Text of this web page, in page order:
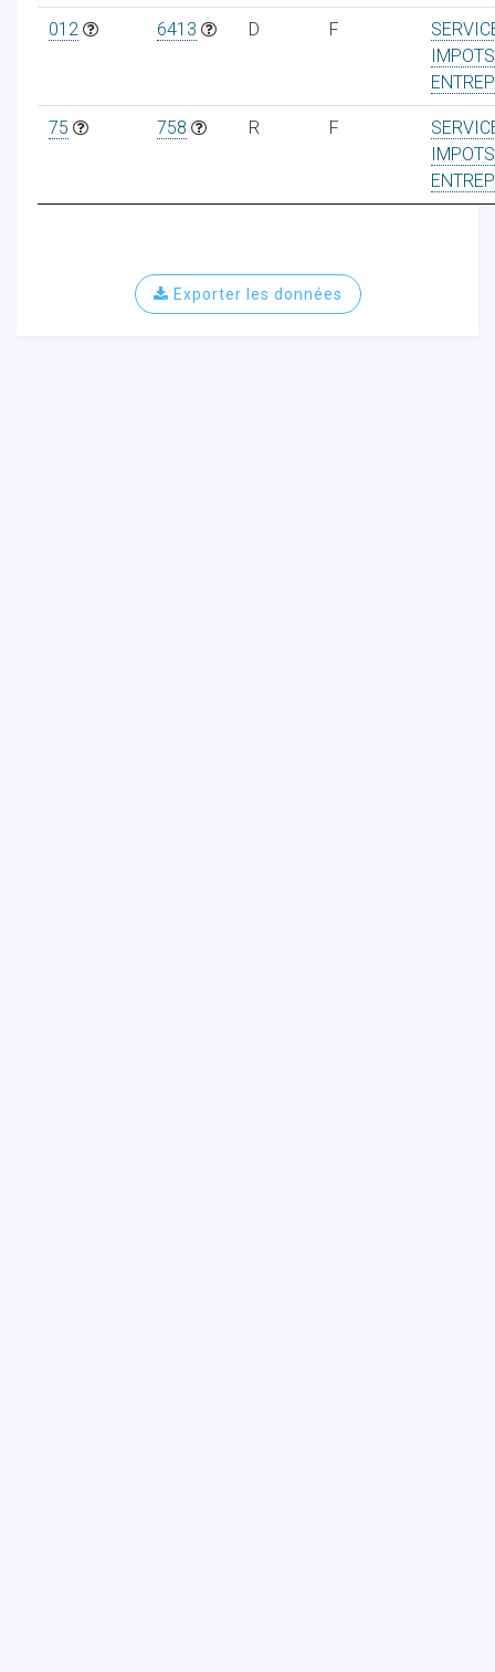
012 6413 D F
IMPOTS
75 758 R F
IMPOTS
Exporter les données